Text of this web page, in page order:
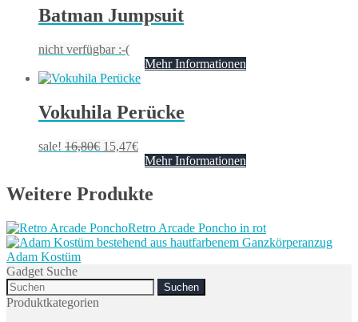
Batman Jumpsuit
nicht verfügbar :-(
Mehr Informationen
Vokuhila Perücke
sale! 16,80€ 15,47€
Mehr Informationen
Weitere Produkte
Retro Arcade Poncho in rot
Adam Kostüm
Gadget Suche
Search
for:
Produktkategorien